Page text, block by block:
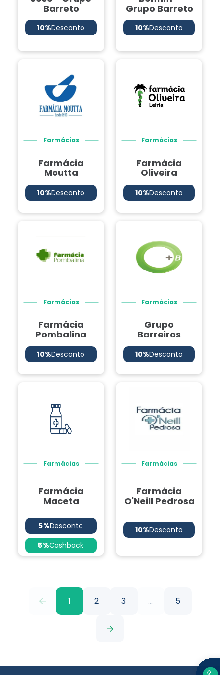
Barreto
10%Desconto
Grupo Barreto
10%Desconto
Farmácias
Farmácia
Moutta
10%Desconto
Farmácias
Farmácia
Oliveira
10%Desconto
Farmácias
Farmácia
Pombalina
10%Desconto
Farmácias
Grupo
Barreiros
10%Desconto
Farmácias
Farmácia
Maceta
5%Desconto
5%Cashback
Farmácias
Farmácia
O'Neill Pedrosa
10%Desconto
1 2 3 ... 5